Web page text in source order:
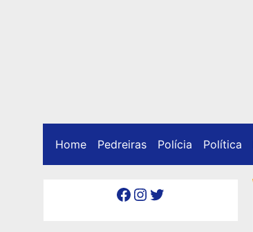
Home Pedreiras Polícia Política
Facebook Instagram Twitter